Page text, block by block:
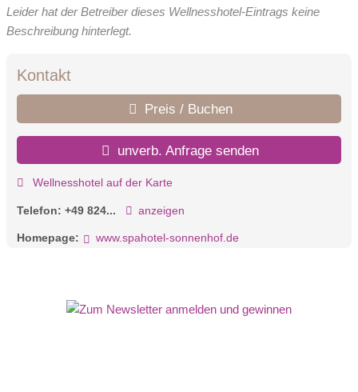
Leider hat der Betreiber dieses Wellnesshotel-Eintrags keine
Beschreibung hinterlegt.
Kontakt
Preis / Buchen
unverb. Anfrage senden
Wellnesshotel auf der Karte
Telefon: +49 824... anzeigen
Homepage: www.spahotel-sonnenhof.de